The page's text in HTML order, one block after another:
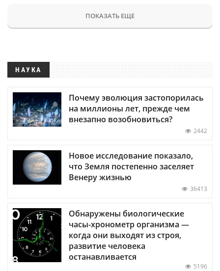
ПОКАЗАТЬ ЕЩЕ
НАУКА
Почему эволюция застопорилась
на миллионы лет, прежде чем
внезапно возобновиться?
2442
Новое исследование показало,
что Земля постепенно заселяет
Венеру жизнью
36413
Обнаружены биологические
часы-хронометр организма —
когда они выходят из строя,
развитие человека
останавливается
5196